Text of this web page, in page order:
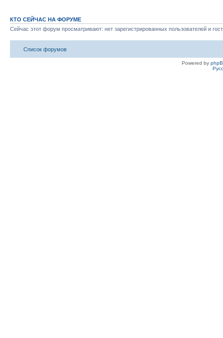
КТО СЕЙЧАС НА ФОРУМЕ
Сейчас этот форум просматривают: нет зарегистрированных пользователей и
Список форумов
Powered by